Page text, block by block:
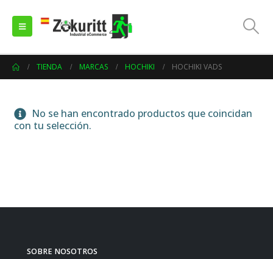
TIENDA MARCAS HOCHIKI HOCHIKI VADS
No se han encontrado productos que coincidan
con tu selección.
SOBRE NOSOTROS